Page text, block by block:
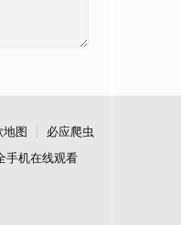
地图
必应爬虫
手机在线观看